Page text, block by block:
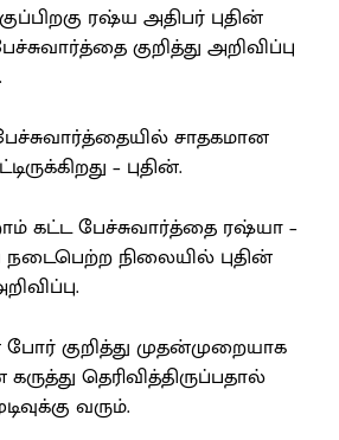
ரஷ்ய அதிபர் புதின்
குறித்து அறிவிப்பு
சாதகமான
– புதின்.
கட்ட பேச்சுவார்த்தை ரஷ்யா –
நிலையில் புதின்
குறித்து முதன்முறையாக
தெரிவித்திருப்பதால்
வரும்.